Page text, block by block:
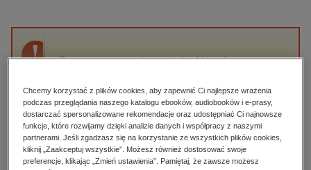
budownictwo, aranżacja wnętrz
dzienniki
edukacja
hobby, sport, rozrywka
komputery, internet, technologie, informatyka
Przepraszamy, ale produkt „Narodowe
Polsce” nie jest dostępny.
High-contrast mode
Polecane
Chcemy korzystać z plików cookies, aby zapewnić Ci najlepsze wrażenia
podczas przeglądania naszego katalogu ebooków, audiobooków i e-prasy,
dostarczać spersonalizowane rekomendacje oraz udostępniać Ci najnowsze
funkcje, które rozwijamy dzięki analizie danych i współpracy z naszymi
partnerami. Jeśli zgadzasz się na korzystanie ze wszystkich plików cookies,
kliknij „Zaakceptuj wszystkie”. Możesz również dostosować swoje
preferencje, klikając „Zmień ustawienia”. Pamiętaj, że zawsze możesz